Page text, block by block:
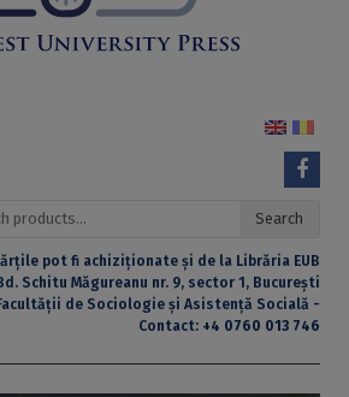
Search
pot fi achiziționate și de la Librăria EUB
Schitu Măgureanu nr. 9, sector 1, București
de Sociologie și Asistență Socială -
Contact: +4 0760 013 746